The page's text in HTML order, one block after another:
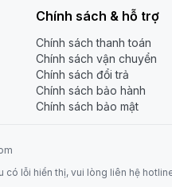
Chính sách & hỗ trợ
Chính sách thanh toán
Chính sách vận chuyển
Chính sách đổi trả
Chính sách bảo hành
Chính sách bảo mật
lỗi hiển thị, vui lòng liên hệ